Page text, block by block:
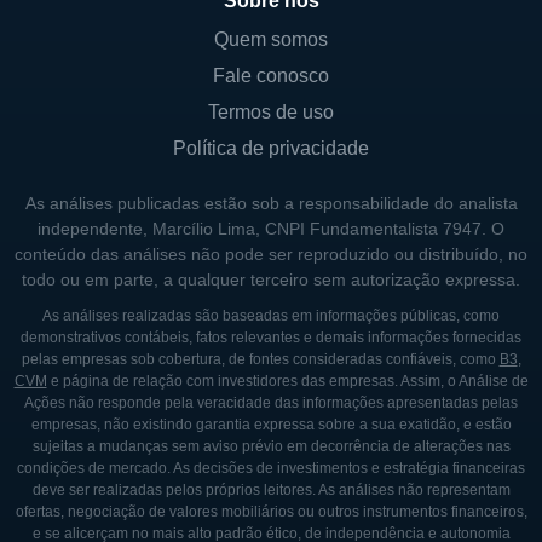
complementam os outfits esportivos.
Embora a Hibbett Sports esteja
Estados Unidos, a empresa é conhecida por
suas iniciativas de e-commerce, permitindo
que os consumidores comprem online e
retirem seus produtos em lojas físicas, uma
estratégia que tem ganhado força entre os
varejistas devido à conveniência oferecida
aos clientes. Isso permite à Hibbett ampliar
sua presença, atingindo clientes tanto em
áreas metropolitanas quanto rurais.
CONTROLADORES E SÓCIOS
PRINCIPAIS
Quem somos
Fale conosco
Termos de uso
Política de privacidade
As análises publicadas estão sob a responsabilidade do analista
independente, Marcílio Lima, CNPI Fundamentalista 7947. O
conteúdo das análises não pode ser reproduzido ou distribuído, no
todo ou em parte, a qualquer terceiro sem autorização expressa.
As análises realizadas são baseadas em informações públicas, como
demonstrativos contábeis, fatos relevantes e demais informações fornecidas
pelas empresas sob cobertura, de fontes consideradas confiáveis, como B3,
CVM e página de relação com investidores das empresas. Assim, o Análise de
Ações não responde pela veracidade das informações apresentadas pelas
empresas, não existindo garantia expressa sobre a sua exatidão, e estão
sujeitas a mudanças sem aviso prévio em decorrência de alterações nas
condições de mercado. As decisões de investimentos e estratégia financeiras
deve ser realizadas pelos próprios leitores. As análises não representam
ofertas, negociação de valores mobiliários ou outros instrumentos financeiros,
e se alicerçam no mais alto padrão ético, de independência e autonomia